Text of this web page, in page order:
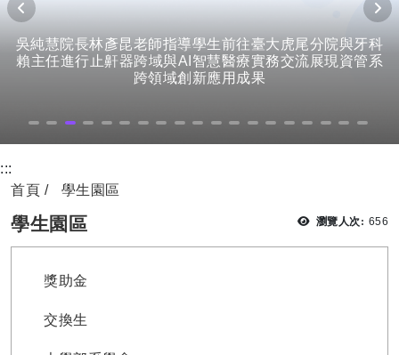
吳純慧院長林彥昆老師指導學生前往臺大虎尾分院與牙科
賴主任進行止鼾器跨域與AI智慧醫療實務交流展現資管系
跨領域創新應用成果
:::
首頁 學生園區
瀏覽人次: 瀏覽
656
學生園區
獎助金
交換生